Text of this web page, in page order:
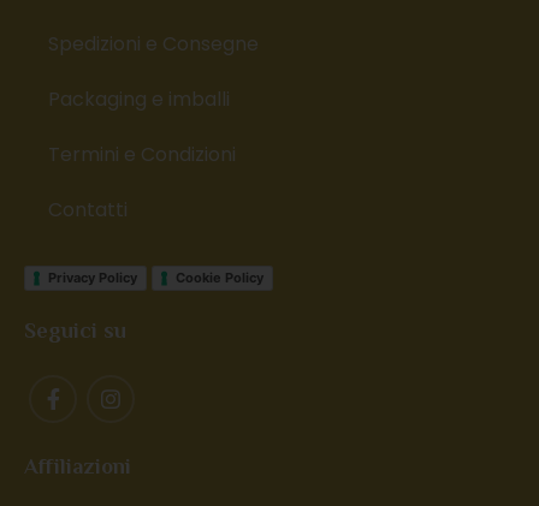
Spedizioni e Consegne
Packaging e imballi
Termini e Condizioni
Contatti
Privacy Policy Cookie Policy
Seguici su
Affiliazioni